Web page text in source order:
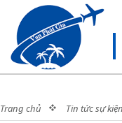
Trang chủ Tin tức sự kiện